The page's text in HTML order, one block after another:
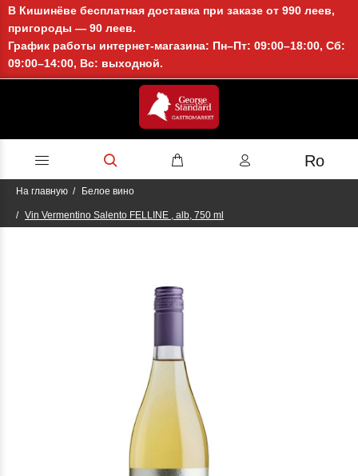
В Кишинёве бесплатная доставка при заказе от 990 леев,
пригороды — 90 леев.
График работы интернет-магазина: Пн–Пт: 09:00–18:00, Сб:
09:00–14:00, Вс: выходной.
Ro
На главную Белое вино
Vin Vermentino Salento FELLINE , alb, 750 ml